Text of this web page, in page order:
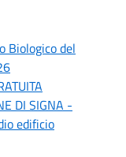
Biologico del
DI SIGNA -
edificio